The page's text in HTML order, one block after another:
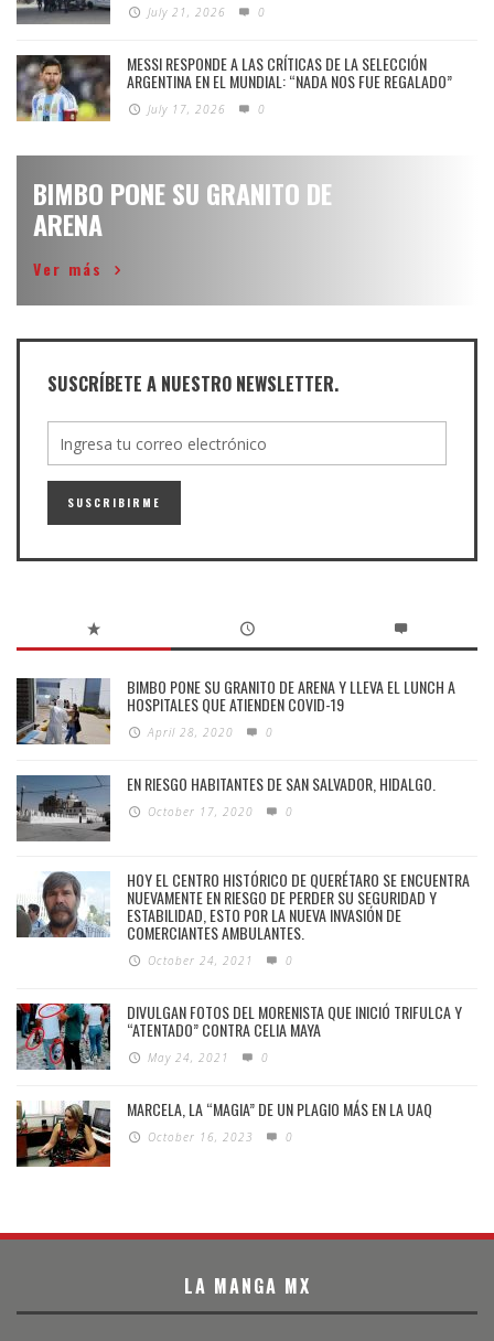
July 21, 2026 0
MESSI RESPONDE A LAS CRÍTICAS DE LA SELECCIÓN
ARGENTINA EN EL MUNDIAL: “NADA NOS FUE REGALADO”
July 17, 2026 0
BIMBO PONE SU GRANITO DE
ARENA
Ver más
SUSCRÍBETE A NUESTRO NEWSLETTER.
BIMBO PONE SU GRANITO DE ARENA Y LLEVA EL LUNCH A
HOSPITALES QUE ATIENDEN COVID-19
April 28, 2020 0
EN RIESGO HABITANTES DE SAN SALVADOR, HIDALGO.
October 17, 2020 0
HOY EL CENTRO HISTÓRICO DE QUERÉTARO SE ENCUENTRA
NUEVAMENTE EN RIESGO DE PERDER SU SEGURIDAD Y
ESTABILIDAD, ESTO POR LA NUEVA INVASIÓN DE
COMERCIANTES AMBULANTES.
October 24, 2021 0
DIVULGAN FOTOS DEL MORENISTA QUE INICIÓ TRIFULCA Y
“ATENTADO” CONTRA CELIA MAYA
May 24, 2021 0
MARCELA, LA “MAGIA” DE UN PLAGIO MÁS EN LA UAQ
October 16, 2023 0
LA MANGA MX